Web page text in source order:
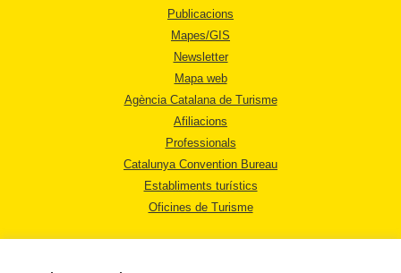
Publicacions
Mapes/GIS
Newsletter
Mapa web
Agència Catalana de Turisme
Afiliacions
Professionals
Catalunya Convention Bureau
Establiments turístics
Oficines de Turisme